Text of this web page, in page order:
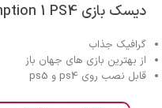
دیسک بازی Red Dead Redemption 1 PS4
گرافیک جذاب
از بهترین بازی های جهان باز
قابل نصب روی ps4 و ps5